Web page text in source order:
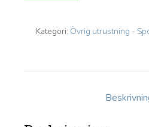
Kategori: Övrig utrustning -